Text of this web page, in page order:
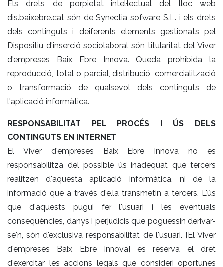
Els drets de porpietat intel·lectual del lloc web
dis.baixebre.cat són de Synectia sofware S.L. i els drets
dels continguts i deiferents elements gestionats pel
Dispositiu d'inserció sociolaboral són titularitat del Viver
d'empreses Baix Ebre Innova. Queda prohibida la
reproducció, total o parcial, distribució, comercialització
o transformació de qualsevol dels continguts de
l'aplicació informàtica.
RESPONSABILITAT PEL PROCÉS I ÚS DELS
CONTINGUTS EN INTERNET
El Viver d'empreses Baix Ebre Innova no es
responsabilitza del possible ús inadequat que tercers
realitzen d'aquesta aplicació informàtica, ni de la
informació que a través d'ella transmetin a tercers. L'ús
que d'aquests pugui fer l'usuari i les eventuals
conseqüències, danys i perjudicis que poguessin derivar-
se'n, són d'exclusiva responsabilitat de l'usuari. {El Viver
d'empreses Baix Ebre Innova} es reserva el dret
d'exercitar les accions legals que consideri oportunes